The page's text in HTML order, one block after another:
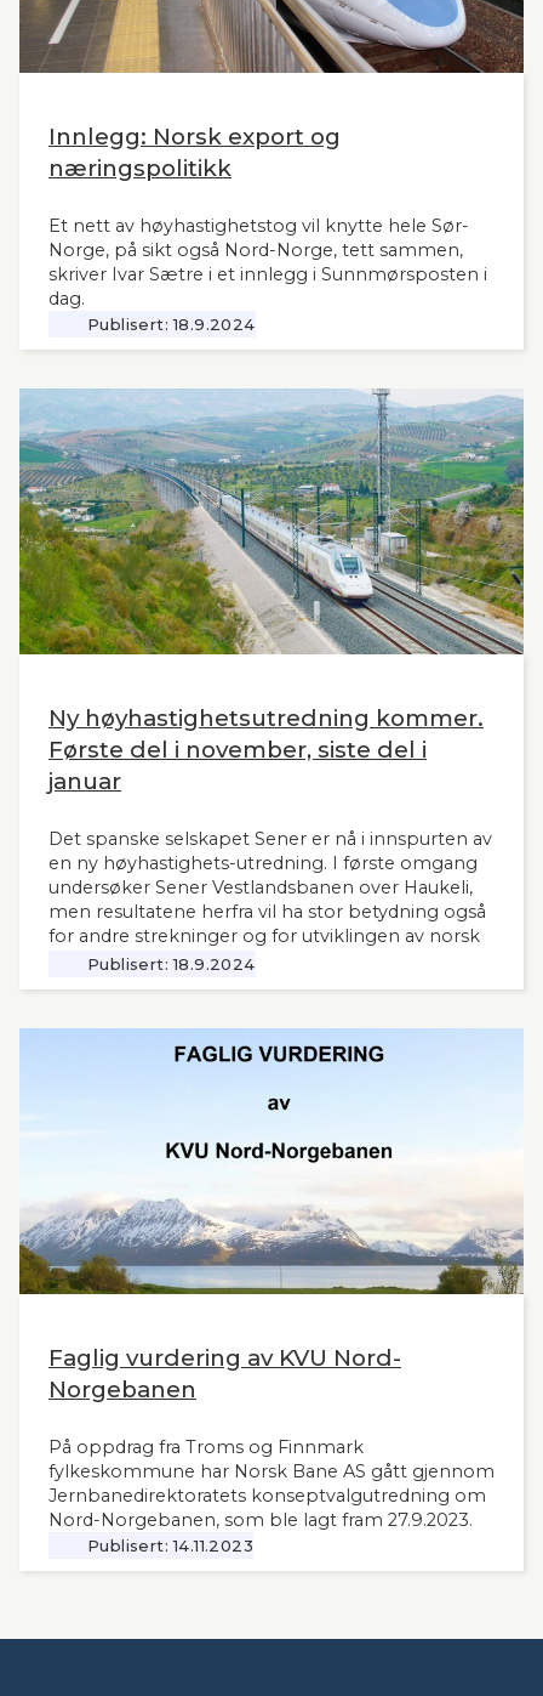
Innlegg: Norsk export og
næringspolitikk
Et nett av høyhastighetstog vil knytte hele Sør-
Norge, på sikt også Nord-Norge, tett sammen,
skriver Ivar Sætre i et innlegg i Sunnmørsposten i
dag.
Publisert: 18.9.2024
Ny høyhastighetsutredning kommer.
Første del i november, siste del i
januar
Det spanske selskapet Sener er nå i innspurten av
en ny høyhastighets-utredning. I første omgang
undersøker Sener Vestlandsbanen over Haukeli,
men resultatene herfra vil ha stor betydning også
for andre strekninger og for utviklingen av norsk
jernbane generelt. Norsk Bane, er oppdragsgiver
for utredningen.
Publisert: 18.9.2024
Faglig vurdering av KVU Nord-
Norgebanen
På oppdrag fra Troms og Finnmark
fylkeskommune har Norsk Bane AS gått gjennom
Jernbanedirektoratets konseptvalgutredning om
Nord-Norgebanen, som ble lagt fram 27.9.2023.
Publisert: 14.11.2023